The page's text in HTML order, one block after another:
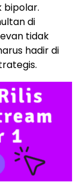
bipolar.
di
tidak
hadir di